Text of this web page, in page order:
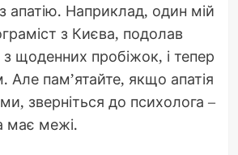
апатію. Наприклад, один мій
з Києва, подолав
щоденних пробіжок, і тепер
Але пам’ятайте, якщо апатія
зверніться до психолога –
має межі.